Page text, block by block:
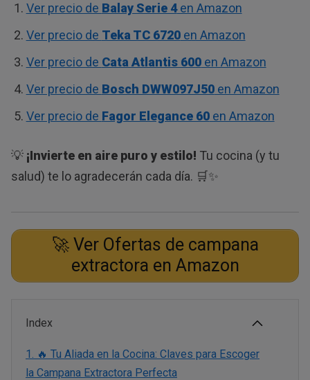
Ver precio de Balay Serie 4en Amazon
Ver precio de Teka TC 6720en Amazon
Ver precio de Cata Atlantis 600en Amazon
Ver precio de Bosch DWW097J50en Amazon
Ver precio de Fagor Elegance 60en Amazon
💡 ¡Invierte en aire puro y estilo! Tu cocina (y tu
salud) te lo agradecerán cada día. 🛒✨
🚀 Ver Ofertas de campana
extractora en Amazon
Index
1.
🔥 Tu Aliada en la Cocina: Claves para Escoger
la Campana Extractora Perfecta